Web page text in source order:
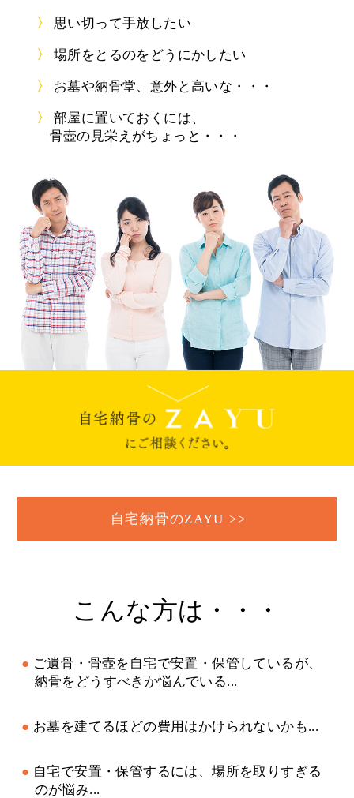
思い切って手放したい
場所をとるのをどうにかしたい
お墓や納骨堂、意外と高いな・・・
部屋に置いておくには、
骨壺の見栄えがちょっと・・・
自宅納骨のZAYU >>
こんな方は・・・
ご遺骨・骨壺を自宅で安置・保管しているが、
納骨をどうすべきか悩んでいる...
お墓を建てるほどの費用はかけられないかも...
自宅で安置・保管するには、場所を取りすぎる
のが悩み...